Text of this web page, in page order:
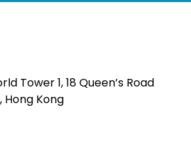
Tower 1, 18 Queen’s Road
Hong Kong